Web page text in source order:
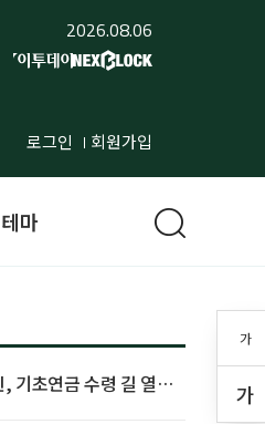
2026.08.06
로그인 회원가입
가
가
테마
기초연금 수령 길 열린